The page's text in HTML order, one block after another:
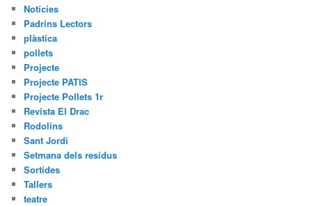
Notícies
Padrins Lectors
plàstica
pollets
Projecte
Projecte PATIS
Projecte Pollets 1r
Revista El Drac
Rodolins
Sant Jordi
Setmana dels residus
Sortides
Tallers
teatre